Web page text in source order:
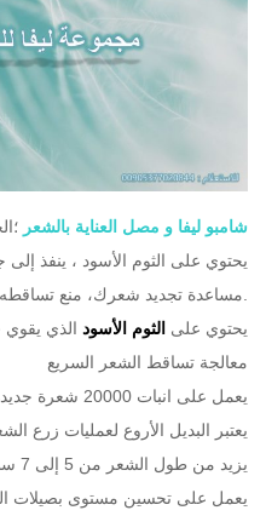
شامبو ليفا و مصل العناية بالشعر
يحتوي على الثوم الأسود ، ينفذ
يحتوي على الثوم الأسود الذي يقوي
معالجة تساقط الشعر السريع
يعمل على انبات 20000 شعرة جديدة خلال 3 أشهر
يعتبر البديل الأروع لعمليات زرع
يزيد من طول الشعر من 5 إلى 7 سم في الشهركما يصلح الشعر التالف
يعمل على تحسين مستوى بصيلات